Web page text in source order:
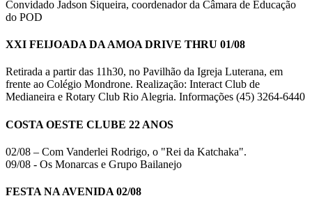
Convidado Jadson Siqueira, coordenador da Câmara de Educação
do POD
XXI FEIJOADA DA AMOA DRIVE THRU 01/08
Retirada a partir das 11h30, no Pavilhão da Igreja Luterana, em
frente ao Colégio Mondrone. Realização: Interact Club de
Medianeira e Rotary Club Rio Alegria. Informações (45) 3264-6440
COSTA OESTE CLUBE 22 ANOS
02/08 – Com Vanderlei Rodrigo, o "Rei da Katchaka".
09/08 - Os Monarcas e Grupo Bailanejo
FESTA NA AVENIDA 02/08